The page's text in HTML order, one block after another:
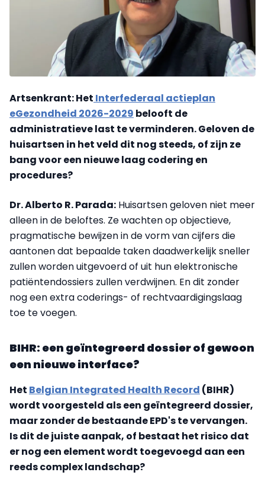
Artsenkrant: Het Interfederaal actieplan
eGezondheid 2026-2029 belooft de
administratieve last te verminderen. Geloven de
huisartsen in het veld dit nog steeds, of zijn ze
bang voor een nieuwe laag codering en
procedures?
Dr. Alberto R. Parada: Huisartsen geloven niet meer
alleen in de beloftes. Ze wachten op objectieve,
pragmatische bewijzen in de vorm van cijfers die
aantonen dat bepaalde taken daadwerkelijk sneller
zullen worden uitgevoerd of uit hun elektronische
patiëntendossiers zullen verdwijnen. En dit zonder
nog een extra coderings- of rechtvaardigingslaag
toe te voegen.
BIHR: een geïntegreerd dossier of gewoon
een nieuwe interface?
Het Belgian Integrated Health Record (BIHR)
wordt voorgesteld als een geïntegreerd dossier,
maar zonder de bestaande EPD's te vervangen.
Is dit de juiste aanpak, of bestaat het risico dat
er nog een element wordt toegevoegd aan een
reeds complex landschap?